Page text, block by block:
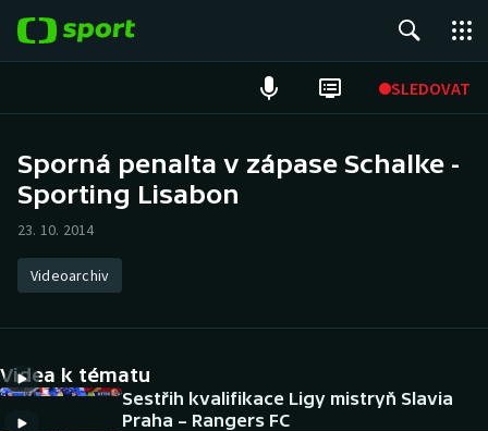
SLEDOVAT
Hokej
Atletika
DALŠÍ SPORTY
Sporná penalta v zápase Schalke -
Sporting Lisabon
23. 10. 2014
Videoarchiv
Videa k tématu
Sestřih kvalifikace Ligy mistryň Slavia
Praha – Rangers FC